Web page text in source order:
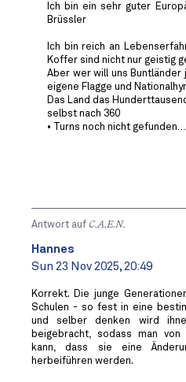
Ich bin ein sehr guter
Brüssler
Ich bin reich an
Koffer sind nicht nur geistig
Aber wer will uns
eigene Flagge und
Das Land das
selbst nach 360
• Turns noch nicht gefunden…
Antwort auf C.A.E.N.
Hannes
Sun 23 Nov 2025, 20:49
Korrekt. Die junge
Schulen - so fest in eine
und selber denken wird
beigebracht, sodass man
kann, dass sie eine
herbeiführen werden.